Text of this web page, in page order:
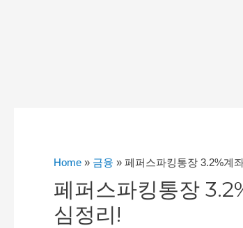
Home » 금융 » 페퍼스파킹통장 3.2%계
페퍼스파킹통장
심정리!